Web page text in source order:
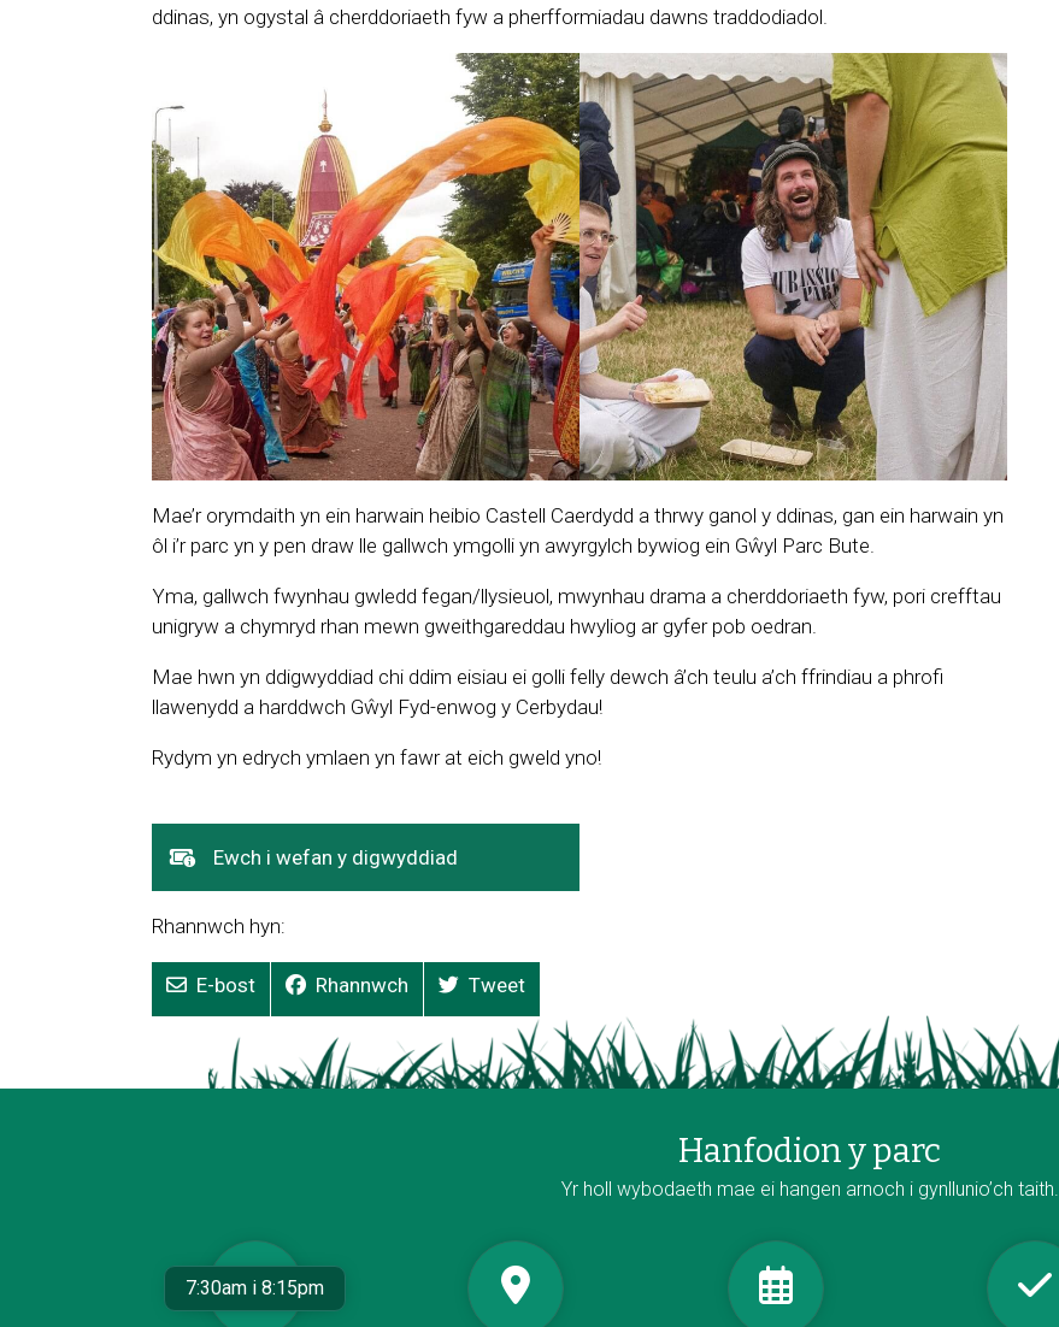
ddinas, yn ogystal â cherddoriaeth fyw a pherfformiadau dawns traddodiadol.
Mae’r orymdaith yn ein harwain heibio Castell Caerdydd a thrwy ganol y ddinas, gan ein harwain yn
ôl i’r parc yn y pen draw lle gallwch ymgolli yn awyrgylch bywiog ein Gŵyl Parc Bute.
Yma, gallwch fwynhau gwledd fegan/llysieuol, mwynhau drama a cherddoriaeth fyw, pori crefftau
unigryw a chymryd rhan mewn gweithgareddau hwyliog ar gyfer pob oedran.
Mae hwn yn ddigwyddiad chi ddim eisiau ei golli felly dewch â’ch teulu a’ch ffrindiau a phrofi
llawenydd a harddwch Gŵyl Fyd-enwog y Cerbydau!
Rydym yn edrych ymlaen yn fawr at eich gweld yno!
Ewch i wefan y digwyddiad
yn
ffenestr
Rhannwch hyn:
E-bost Rhannwch Tweet
Hanfodion y parc
Yr holl wybodaeth mae ei hangen arnoch i gynllunio’ch taith.
7:30am i 8:15pm